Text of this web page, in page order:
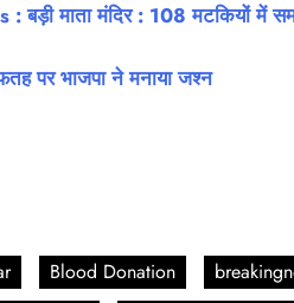
माता मंदिर : 108 मटकियों में
पर भाजपा ने मनाया जश्न
Blood Donation